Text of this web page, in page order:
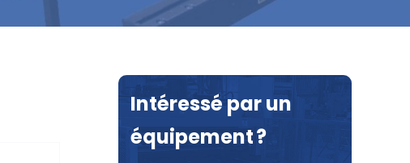
Intéressé par un
équipement ?